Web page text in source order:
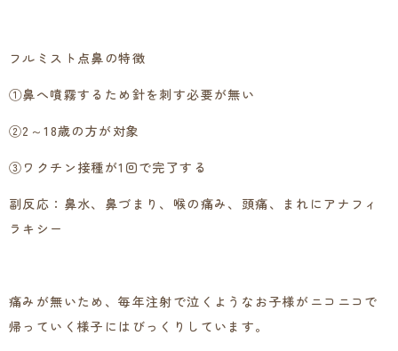
田
端
駅・
日
里
駅
の
耳
児
耳
フルミスト点鼻の特徴
①鼻へ噴霧するため針を刺す必要が無い
②2～18歳の方が対象
③ワクチン接種が1回で完了する
副反応：鼻水、鼻づまり、喉の痛み、頭痛、まれにアナフィ
ラキシー
痛みが無いため、毎年注射で泣くようなお子様がニコニコで
帰っていく様子にはびっくりしています。